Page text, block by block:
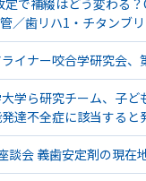
／歯リハ1・チタンブ
まで詳解
イナー咬合学研究会、
学ら研究チーム、子ど
達不全症に該当すると
談会 義歯安定剤の現在